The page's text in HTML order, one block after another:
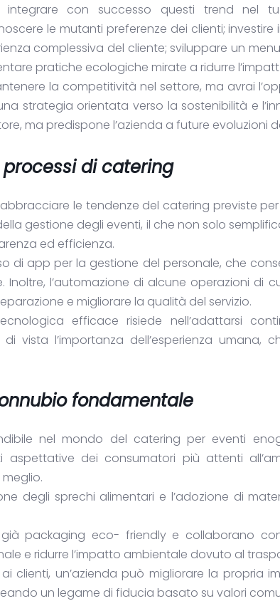
con successo questi trend nel
le mutanti preferenze dei clienti;
complessiva del cliente; sviluppare un
pratiche ecologiche mirate a ridurre
la competitività nel settore, ma avrai
strategia orientata verso la sostenibilità e
ma predispone l’azienda a future evoluzioni
di catering
le tendenze del catering previste
gestione degli eventi, il che non solo
ed efficienza.
di app per la gestione del personale, che
Inoltre, l’automazione di alcune operazioni di
e migliorare la qualità del servizio.
efficace risiede nell’adattarsi
vista l’importanza dell’esperienza umana,
fondamentale
nel mondo del catering per eventi
aspettative dei consumatori più attenti
degli sprechi alimentari e l’adozione di
packaging eco- friendly e collaborano
e ridurre l’impatto ambientale dovuto al
clienti, un’azienda può migliorare la propria
un legame di fiducia basato su valori